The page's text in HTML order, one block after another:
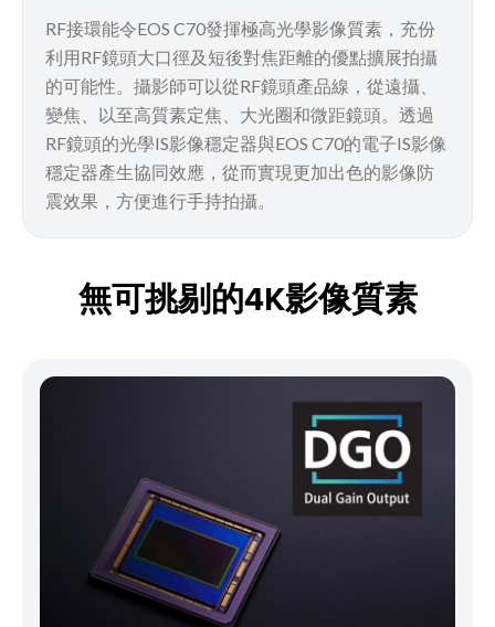
RF接環能令EOS C70發揮極高光學影像質素，充份
利用RF鏡頭大口徑及短後對焦距離的優點擴展拍攝
的可能性。攝影師可以從RF鏡頭產品線，從遠攝、
變焦、以至高質素定焦、大光圈和微距鏡頭。透過
RF鏡頭的光學IS影像穩定器與EOS C70的電子IS影像
穩定器產生協同效應，從而實現更加出色的影像防
震效果，方便進行手持拍攝。
無可挑剔的4K影像質素